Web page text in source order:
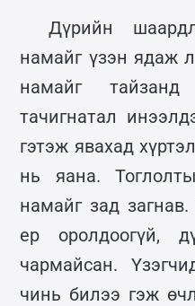
Дүрийн
намайг үзэн ядаж
намайг
тачигнатал
гэтэж явахад
нь яана.
намайг зад
ер оролдоогүй,
чармайсан.
чинь билээ гэж